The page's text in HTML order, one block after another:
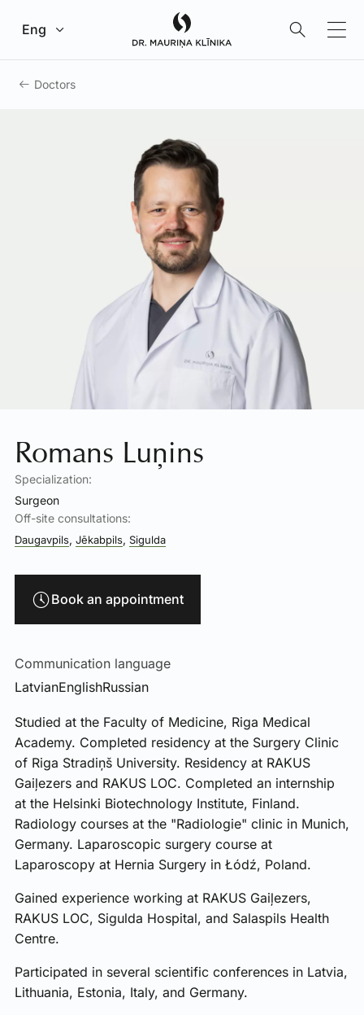
Eng
Doctors
Romans Luņins
Specialization:
Surgeon
Off-site consultations:
Daugavpils, Jēkabpils, Sigulda
Book an appointment
Communication language
LatvianEnglishRussian
Studied at the Faculty of Medicine, Riga Medical
Academy. Completed residency at the Surgery Clinic
of Riga Stradiņš University. Residency at RAKUS
Gaiļezers and RAKUS LOC. Completed an internship
at the Helsinki Biotechnology Institute, Finland.
Radiology courses at the "Radiologie" clinic in Munich,
Germany. Laparoscopic surgery course at
Laparoscopy at Hernia Surgery in Łódź, Poland.
Gained experience working at RAKUS Gaiļezers,
RAKUS LOC, Sigulda Hospital, and Salaspils Health
Centre.
Participated in several scientific conferences in Latvia,
Lithuania, Estonia, Italy, and Germany.